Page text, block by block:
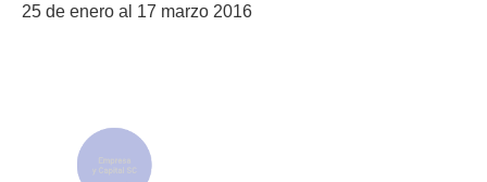
25 de enero al 17 marzo 2016